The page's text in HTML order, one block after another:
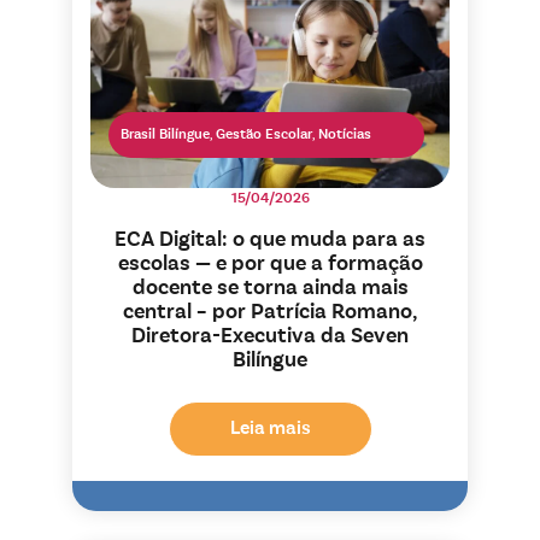
15/04/2026
ECA Digital: o que muda para as
escolas — e por que a formação
docente se torna ainda mais
central – por Patrícia Romano,
Diretora-Executiva da Seven
Bilíngue
Brasil Bilíngue, Gestão Escolar, Notícias
Leia mais